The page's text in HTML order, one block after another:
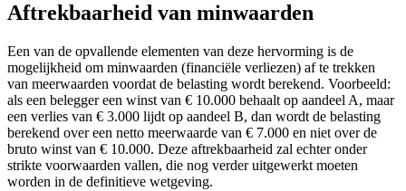
Aftrekbaarheid van minwaarden
Een van de opvallende elementen van deze hervorming is de
mogelijkheid om minwaarden (financiële verliezen) af te trekken
van meerwaarden voordat de belasting wordt berekend. Voorbeeld:
als een belegger een winst van € 10.000 behaalt op aandeel A, maar
een verlies van € 3.000 lijdt op aandeel B, dan wordt de belasting
berekend over een netto meerwaarde van € 7.000 en niet over de
bruto winst van € 10.000. Deze aftrekbaarheid zal echter onder
strikte voorwaarden vallen, die nog verder uitgewerkt moeten
worden in de definitieve wetgeving.